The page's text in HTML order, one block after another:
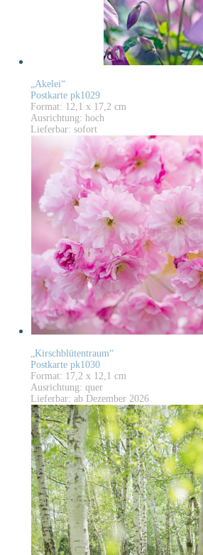
„Akelei“
Postkarte pk1029
Format: 12,1 x 17,2 cm
Ausrichtung: hoch
Lieferbar: sofort
„Kirschblütentraum“
Postkarte pk1030
Format: 17,2 x 12,1 cm
Ausrichtung: quer
Lieferbar: ab Dezember 2026